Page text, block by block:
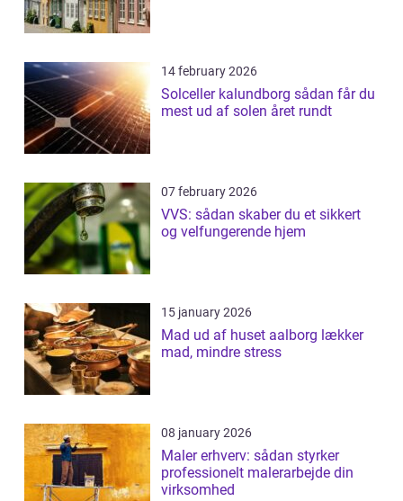
14 february 2026
Solceller kalundborg sådan får du
mest ud af solen året rundt
07 february 2026
VVS: sådan skaber du et sikkert
og velfungerende hjem
15 january 2026
Mad ud af huset aalborg lækker
mad, mindre stress
08 january 2026
Maler erhverv: sådan styrker
professionelt malerarbejde din
virksomhed